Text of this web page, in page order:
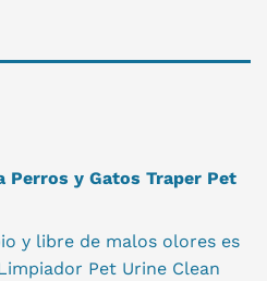
Perros y Gatos Traper Pet
y libre de malos olores es
Pet Urine Clean